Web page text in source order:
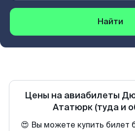
Найти
Цены на авиабилеты
Ататюрк (туда и
😍 Вы можете купить билет